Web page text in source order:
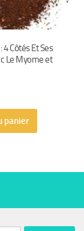
4 Côtés Et Ses
Le Myome et
panier